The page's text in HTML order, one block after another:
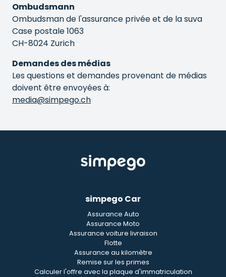
Ombudsmann
Ombudsman de l'assurance privée et de la suva
Case postale 1063
CH-8024 Zurich
Demandes des médias
Les questions et demandes provenant de médias
doivent être envoyées à:
media@simpego.ch
simpego Car
Assurance Auto
Assurance Moto
Assurance voiture livraison
Flotte
Assurance au kilomètre
Remise sur les primes
Calculer l'offre avec la plaque d'immatriculation